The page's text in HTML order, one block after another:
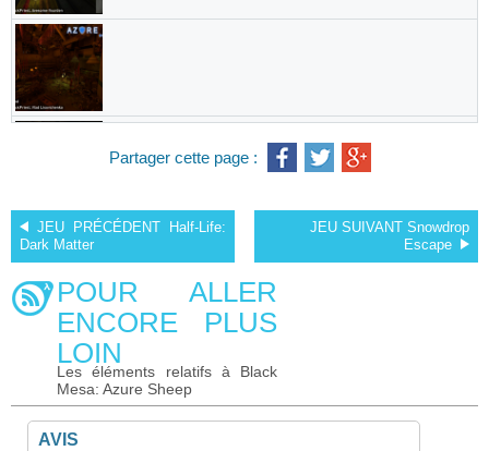
Partager cette page :
JEU PRÉCÉDENT Half-Life:
Dark Matter
JEU SUIVANT Snowdrop
Escape
POUR ALLER
ENCORE PLUS
LOIN
Les éléments relatifs à Black
Mesa: Azure Sheep
AVIS